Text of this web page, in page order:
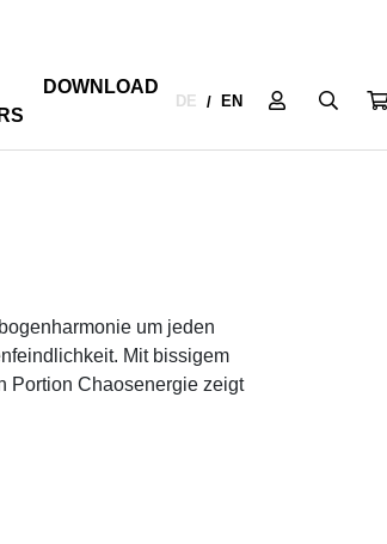
DOWNLOAD
DE / EN
um jeden
Mit bissigem
Portion Chaosenergie zeigt